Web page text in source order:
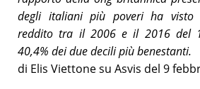
degli italiani più poveri ha visto
reddito tra il 2006 e il 2016 del
40,4% dei due decili più benestanti.
di Elis Viettone su Asvis del 9